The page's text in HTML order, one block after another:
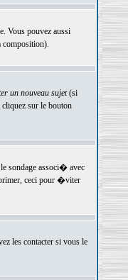
Vous pouvez aussi
composition).
un nouveau sujet(si
sur le bouton
sondage associ� avec
ceci pour �viter
les contacter si vous le